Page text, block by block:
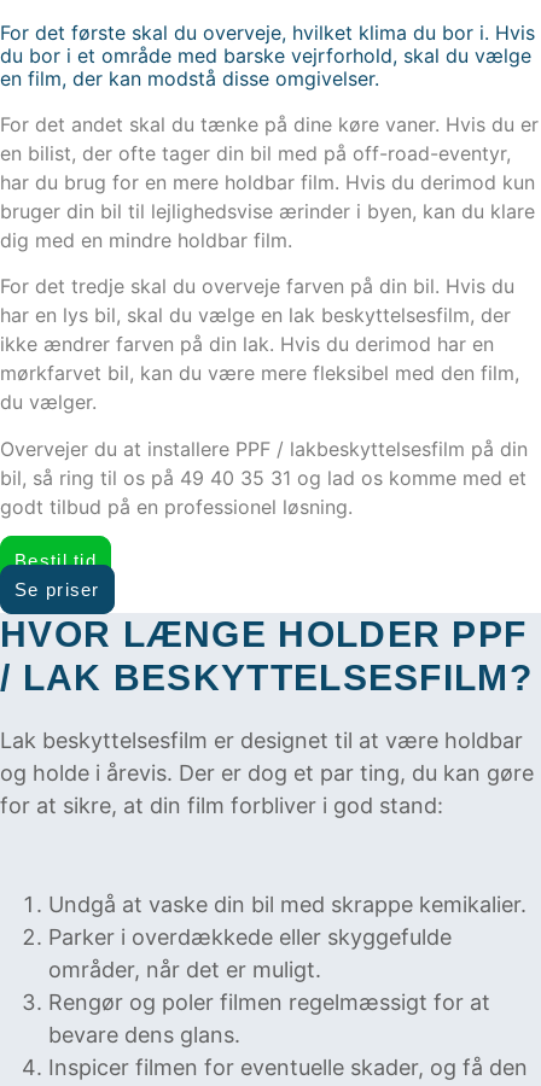
For det første skal du overveje, hvilket klima du bor i. Hvis
du bor i et område med barske vejrforhold, skal du vælge
en film, der kan modstå disse omgivelser.
For det andet skal du tænke på dine køre vaner. Hvis du er
en bilist, der ofte tager din bil med på off-road-eventyr,
har du brug for en mere holdbar film. Hvis du derimod kun
bruger din bil til lejlighedsvise ærinder i byen, kan du klare
dig med en mindre holdbar film.
For det tredje skal du overveje farven på din bil. Hvis du
har en lys bil, skal du vælge en lak beskyttelsesfilm, der
ikke ændrer farven på din lak. Hvis du derimod har en
mørkfarvet bil, kan du være mere fleksibel med den film,
du vælger.
Overvejer du at installere PPF / lakbeskyttelsesfilm på din
bil, så ring til os på 49 40 35 31 og lad os komme med et
godt tilbud på en professionel løsning.
Bestil tid
Se priser
HVOR LÆNGE HOLDER PPF
/ LAK BESKYTTELSESFILM?
Lak beskyttelsesfilm er designet til at være holdbar
og holde i årevis. Der er dog et par ting, du kan gøre
for at sikre, at din film forbliver i god stand:
Undgå at vaske din bil med skrappe kemikalier.
Parker i overdækkede eller skyggefulde
områder, når det er muligt.
Rengør og poler filmen regelmæssigt for at
bevare dens glans.
Inspicer filmen for eventuelle skader, og få den